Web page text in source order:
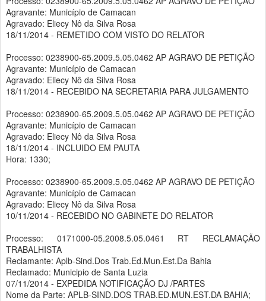
Agravante: Município de Camacan
Agravado: Eliecy Nô da Silva Rosa
18/11/2014 - REMETIDO COM VISTO DO RELATOR
Processo: 0238900-65.2009.5.05.0462 AP AGRAVO DE PETIÇÃO
Agravante: Município de Camacan
Agravado: Eliecy Nô da Silva Rosa
18/11/2014 - RECEBIDO NA SECRETARIA PARA JULGAMENTO
Processo: 0238900-65.2009.5.05.0462 AP AGRAVO DE PETIÇÃO
Agravante: Município de Camacan
Agravado: Eliecy Nô da Silva Rosa
18/11/2014 - INCLUIDO EM PAUTA
Hora: 1330;
Processo: 0238900-65.2009.5.05.0462 AP AGRAVO DE PETIÇÃO
Agravante: Município de Camacan
Agravado: Eliecy Nô da Silva Rosa
10/11/2014 - RECEBIDO NO GABINETE DO RELATOR
Processo: 0171000-05.2008.5.05.0461 RT RECLAMAÇÃO
TRABALHISTA
Reclamante: Aplb-Sind.Dos Trab.Ed.Mun.Est.Da Bahia
Reclamado: Municipio de Santa Luzia
07/11/2014 - EXPEDIDA NOTIFICAÇÃO DJ /PARTES
Nome da Parte: APLB-SIND.DOS TRAB.ED.MUN.EST.DA BAHIA;